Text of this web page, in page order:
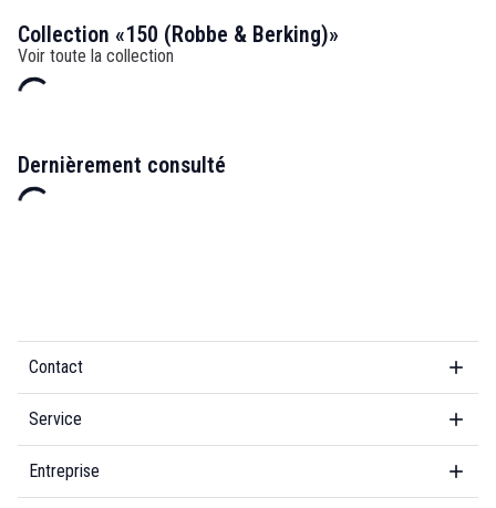
Collection «150 (Robbe & Berking)»
Voir toute la collection
Dernièrement consulté
Contact
Service
Entreprise